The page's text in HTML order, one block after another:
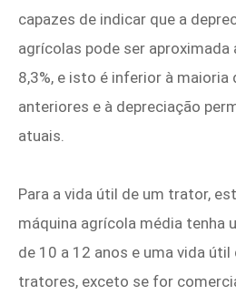
capazes de indicar que a
agrícolas pode ser aproximada
8,3%, e isto é inferior à
anteriores e à depreciação
atuais.
Para a vida útil de um trator,
máquina agrícola média tenha
de 10 a 12 anos e uma vida útil
tratores, exceto se for